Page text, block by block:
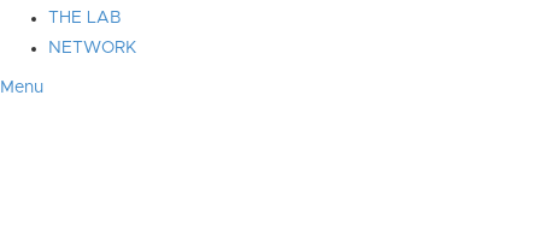
THE LAB
NETWORK
Menu